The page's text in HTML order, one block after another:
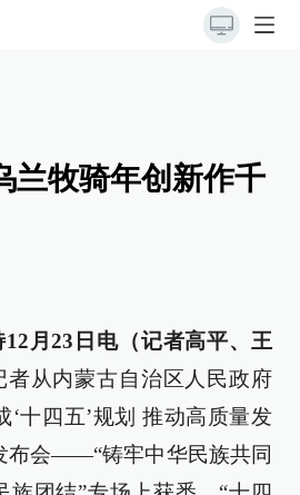
兰牧骑年创新作千
月23日电（记者高平、王
者从内蒙古自治区人民政府
‘十四五’规划 推动高质量发
布会——“铸牢中华民族共同